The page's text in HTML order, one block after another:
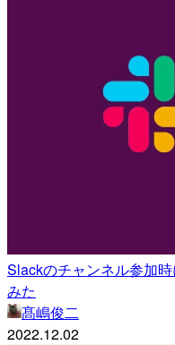
Slackのチャンネル参加
みた
髙嶋俊二
2022.12.02